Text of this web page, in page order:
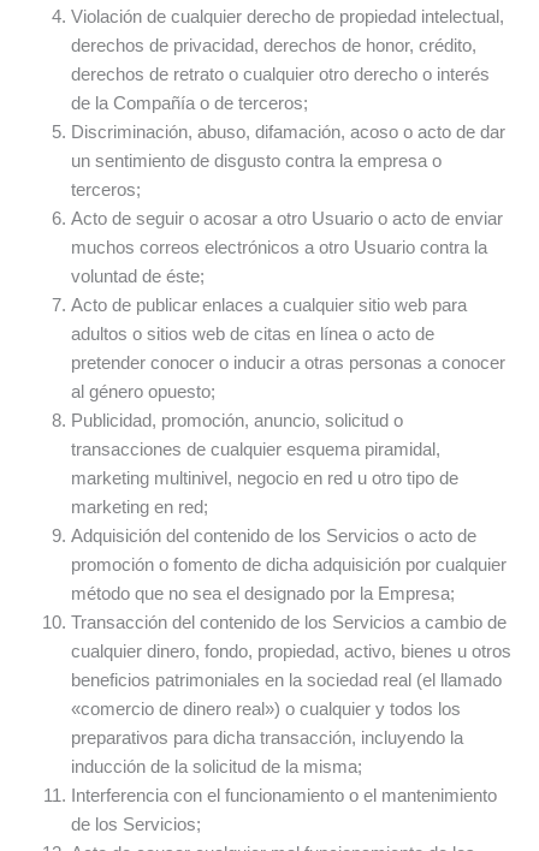
Violación de cualquier derecho de propiedad intelectual,
derechos de privacidad, derechos de honor, crédito,
derechos de retrato o cualquier otro derecho o interés
de la Compañía o de terceros;
Discriminación, abuso, difamación, acoso o acto de dar
un sentimiento de disgusto contra la empresa o
terceros;
Acto de seguir o acosar a otro Usuario o acto de enviar
muchos correos electrónicos a otro Usuario contra la
voluntad de éste;
Acto de publicar enlaces a cualquier sitio web para
adultos o sitios web de citas en línea o acto de
pretender conocer o inducir a otras personas a conocer
al género opuesto;
Publicidad, promoción, anuncio, solicitud o
transacciones de cualquier esquema piramidal,
marketing multinivel, negocio en red u otro tipo de
marketing en red;
Adquisición del contenido de los Servicios o acto de
promoción o fomento de dicha adquisición por cualquier
método que no sea el designado por la Empresa;
Transacción del contenido de los Servicios a cambio de
cualquier dinero, fondo, propiedad, activo, bienes u otros
beneficios patrimoniales en la sociedad real (el llamado
«comercio de dinero real») o cualquier y todos los
preparativos para dicha transacción, incluyendo la
inducción de la solicitud de la misma;
Interferencia con el funcionamiento o el mantenimiento
de los Servicios;